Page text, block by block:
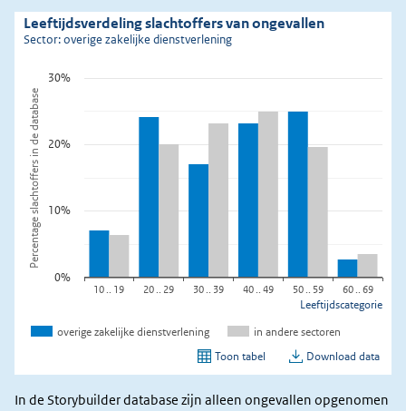
In de Storybuilder database zijn alleen ongevallen opgenomen